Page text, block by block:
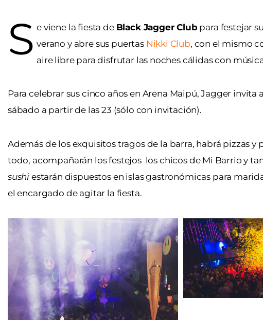
S e viene la fiesta de Black Jagger Clubpara festejar
verano y abre sus puertas Nikki Club, con el mismo
aire libre para disfrutar las noches cálidas con
Para celebrar sus cinco años en Arena Maipú, Jagger
sábado a partir de las 23 (sólo con invitación).
Además de los exquisitos tragos de la barra, habrá pizzas
todo, acompañarán los festejos los chicos de Mi Barrio y
sushi estarán dispuestos en islas gastronómicas para
el encargado de agitar la fiesta.